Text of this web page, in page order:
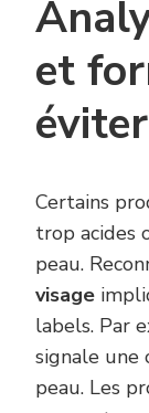
et
Certains
trop acides
peau.
visage
labels. Par
signale une
peau. Les